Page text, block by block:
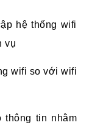
hệ thống wifi
vụ
wifi so với wifi
tin nhằm